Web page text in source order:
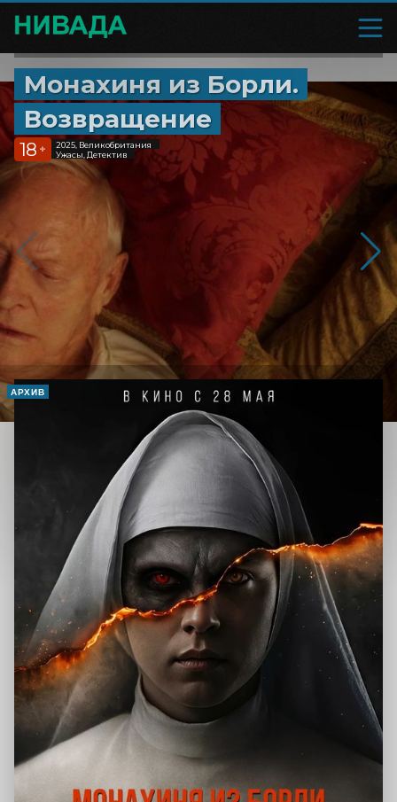
Монахиня из Борли.
Возвращение
18 +
2025, Великобритания
Ужасы, Детектив
АРХИВ